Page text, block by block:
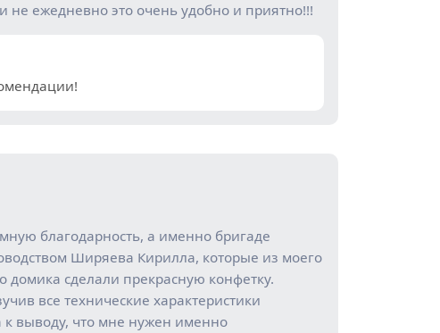
не ежедневно это очень удобно и приятно!!!
благодарность, а именно бригаде
Ширяева Кирилла, которые из моего
домика сделали прекрасную конфетку.
все технические характеристики
выводу, что мне нужен именно